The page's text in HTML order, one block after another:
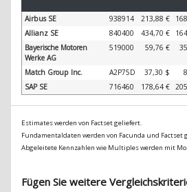
Airbus SE 938914 213,88 €
Allianz SE
840400 434,70 €
Bayerische Motoren
Werke AG
519000 59,76 €
Match Group Inc. A2P75D 37,30 $
SAP SE
716460 178,64 €
Estimates werden von Factset geliefert.
Fundamentaldaten werden von Facunda und Factset
Abgeleitete Kennzahlen wie Multiples werden mit
Fügen Sie weitere